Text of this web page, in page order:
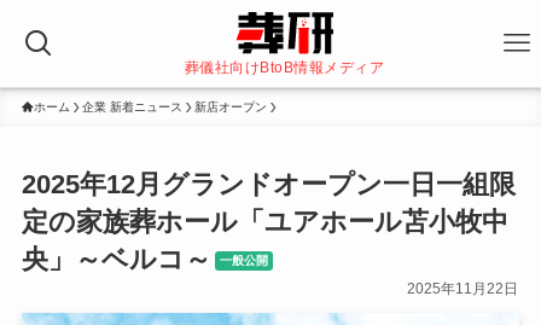
葬儀社向けBtoB情報メディア
ホーム 企業 新着ニュース 新店オープン
2025年12月グランドオープン一日一組限
定の家族葬ホール「ユアホール苫小牧中
央」～ベルコ～
一般公開
2025年11月22日